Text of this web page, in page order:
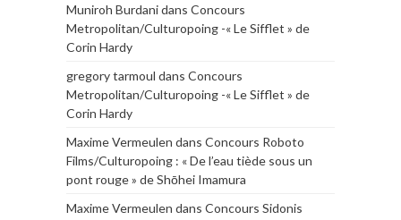
Muniroh Burdanidans Concours
Metropolitan/Culturopoing -« Le Sifflet » de
Corin Hardy
gregory tarmoul dans Concours
Metropolitan/Culturopoing -« Le Sifflet » de
Corin Hardy
Maxime Vermeulen dans Concours Roboto
Films/Culturopoing : « De l’eau tiède sous un
pont rouge » de Shōhei Imamura
Maxime Vermeulen dans Concours Sidonis